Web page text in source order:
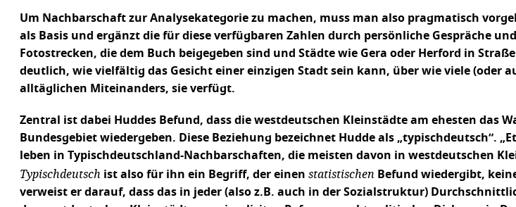
Um Nachbarschaft zur Analysekategorie zu machen, muss man also pragmatisch
als Basis und ergänzt die für diese verfügbaren Zahlen durch persönliche Gespräche
Fotostrecken, die dem Buch beigegeben sind und Städte wie Gera oder Herford in
deutlich, wie vielfältig das Gesicht einer einzigen Stadt sein kann, über wie viele (oder
alltäglichen Miteinanders, sie verfügt.
Zentral ist dabei Huddes Befund, dass die westdeutschen Kleinstädte am ehesten das
Bundesgebiet wiedergeben. Diese Beziehung bezeichnet Hudde als „typischdeutsch“.
leben in Typischdeutschland-Nachbarschaften, die meisten davon in westdeutschen
Typischdeutsch ist also für ihn ein Begriff, der einen statistischen Befund wiedergibt,
verweist er darauf, dass das in jeder (also z.B. auch in der Sozialstruktur)